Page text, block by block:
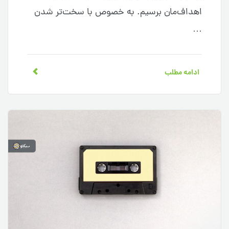
اهداف‌مان برسیم. به خصوص با سخت‌تر شدن
…
ادامه مطلب